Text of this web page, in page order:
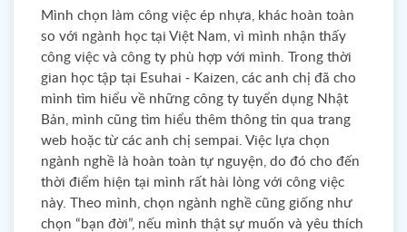
Mình chọn làm công việc ép nhựa, khác hoàn toàn
so với ngành học tại Việt Nam, vì mình nhận thấy
công việc và công ty phù hợp với mình. Trong thời
gian học tập tại Esuhai - Kaizen, các anh chị đã cho
mình tìm hiểu về những công ty tuyển dụng Nhật
Bản, mình cũng tìm hiểu thêm thông tin qua trang
web hoặc từ các anh chị sempai. Việc lựa chọn
ngành nghề là hoàn toàn tự nguyện, do đó cho đến
thời điểm hiện tại mình rất hài lòng với công việc
này. Theo mình, chọn ngành nghề cũng giống như
chọn “bạn đời”, nếu mình thật sự muốn và yêu thích